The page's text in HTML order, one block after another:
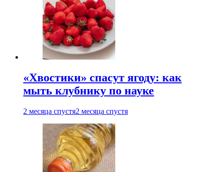
«Хвостики» спасут ягоду: как
мыть клубнику по науке
2 месяца спустя2 месяца спустя